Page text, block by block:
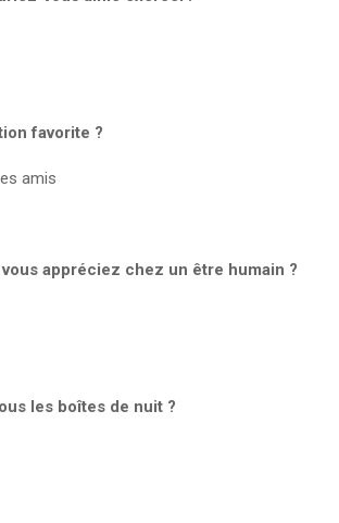
favorite ?
amis
appréciez chez un être humain ?
les boîtes de nuit ?